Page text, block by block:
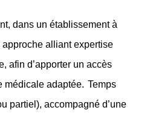
dans un établissement à
alliant expertise
afin d’apporter un accès
médicale adaptée. Temps
partiel), accompagné d’une